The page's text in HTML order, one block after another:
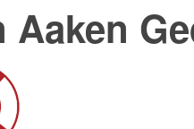
Aaken